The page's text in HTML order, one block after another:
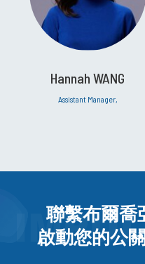
Hannah WANG
Assistant Manager,
聯繫布爾喬
啟動您的公